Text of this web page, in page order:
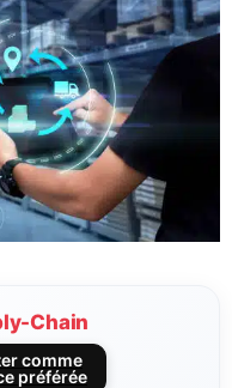
Chain
comme
préférée